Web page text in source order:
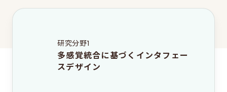
研究分野1
多感覚統合に基づくインタフェー
スデザイン